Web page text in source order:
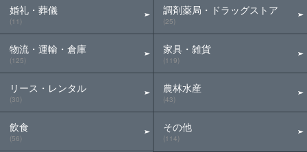
婚礼・葬儀
(11)
物流・運輸・倉庫
(125)
リース・レンタル
(30)
飲食
(56)
調剤薬局・ドラッグストア
(25)
家具・雑貨
(119)
農林水産
(43)
その他
(114)